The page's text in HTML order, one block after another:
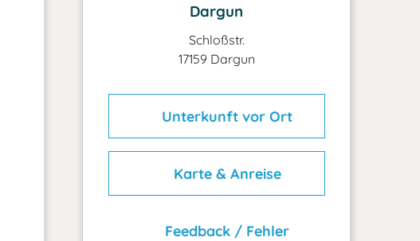
Dargun
Schloßstr.
17159 Dargun
Unterkunft vor Ort
Karte & Anreise
Feedback / Fehler